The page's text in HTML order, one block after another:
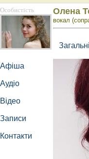
Особистість
Афіша
Аудіо
Відео
Записи
Контакти
Олена
вокал